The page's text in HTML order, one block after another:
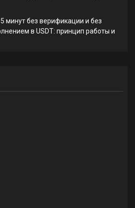
минут без верификации и без
в USDT: принцип работы и